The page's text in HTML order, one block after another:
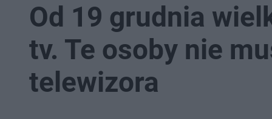
Od 19 grudnia
tv. Te osoby nie
telewizora